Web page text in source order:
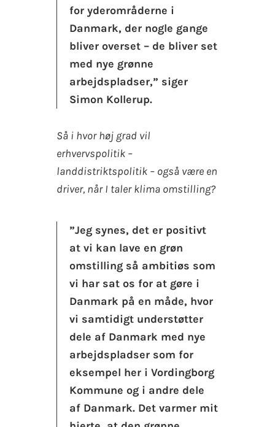
for yderområderne i
Danmark, der nogle gange
bliver overset – de bliver set
med nye grønne
arbejdspladser,” siger
Simon Kollerup.
Så i hvor høj grad vil
erhvervspolitik –
landdistriktspolitik – også være en
driver, når I taler klima omstilling?
”Jeg synes, det er positivt
at vi kan lave en grøn
omstilling så ambitiøs som
vi har sat os for at gøre i
Danmark på en måde, hvor
vi samtidigt understøtter
dele af Danmark med nye
arbejdspladser som for
eksempel her i Vordingborg
Kommune og i andre dele
af Danmark. Det varmer mit